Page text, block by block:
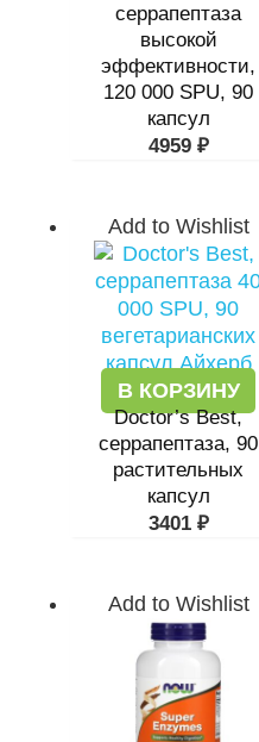
серрапептаза
высокой
эффективности,
120 000 SPU, 90
капсул
4959 ₽
Add to Wishlist
В КОРЗИНУ
Doctor’s Best,
серрапептаза, 90
растительных
капсул
3401 ₽
Add to Wishlist